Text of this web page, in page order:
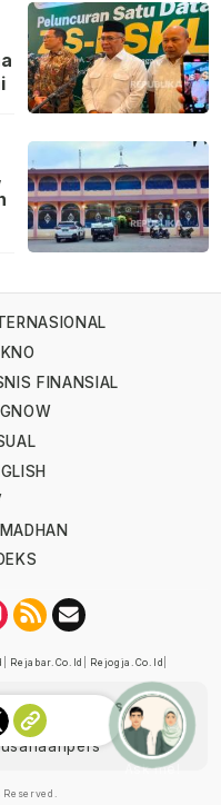
FINANSIAL
Rejabar.co.id Rejogja.co.id
Dewan Pers
K/XII/2022
Ask me!